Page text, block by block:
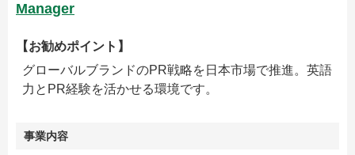
Manager
【お勧めポイント】
グローバルブランドのPR戦略を日本市場で推進。英語
力とPR経験を活かせる環境です。
事業内容